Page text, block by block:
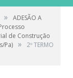
»
ADESÃO A
de Construção
Pa) »
2º TERMO